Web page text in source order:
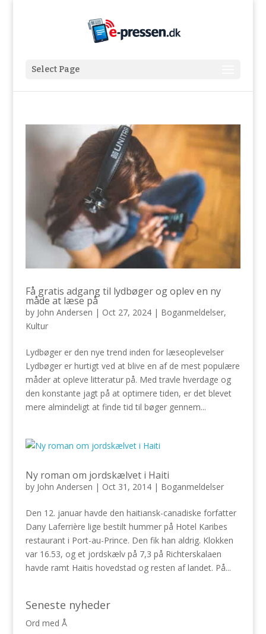
Select Page
Få gratis adgang til lydbøger og oplev en ny
måde at læse på
by John Andersen | Oct 27, 2024| Boganmeldelser,
Kultur
Lydbøger er den nye trend inden for læseoplevelser
Lydbøger er hurtigt ved at blive en af de mest populære
måder at opleve litteratur på. Med travle hverdage og
den konstante jagt på at optimere tiden, er det blevet
mere almindeligt at finde tid til bøger gennem...
Ny roman om jordskælvet i Haiti
by John Andersen | Oct 31, 2014| Boganmeldelser
Den 12. januar havde den haitiansk-canadiske forfatter
Dany Laferrière lige bestilt hummer på Hotel Karibes
restaurant i Port-au-Prince. Den fik han aldrig. Klokken
var 16.53, og et jordskælv på 7,3 på Richterskalaen
havde ramt Haitis hovedstad og resten af landet. På...
Seneste nyheder
Ord med Å